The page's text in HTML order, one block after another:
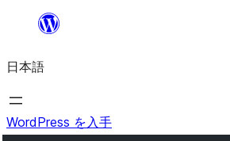
を
ス
キ
日本語
WordPress を入手